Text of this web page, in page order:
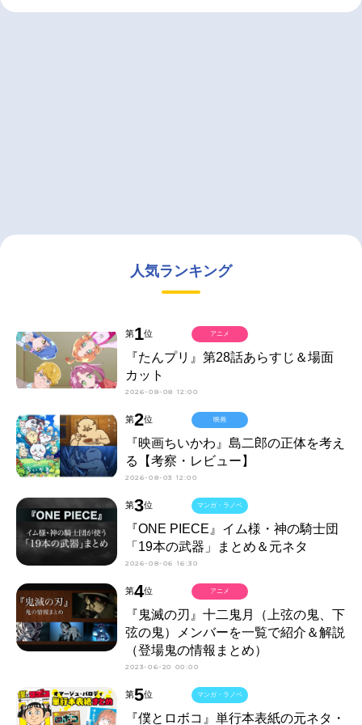
人気ランキング
第1位
『たんプリ』第28話あらすじ＆場面
カット
2026-08-08 12:00
アニメ
第2位
『映画ちいかわ』島二郎の正体を考え
る【考察・レビュー】
2026-08-03 12:00
映画
第3位
『ONE PIECE』イム様・神の騎士団
「19本の武器」まとめ＆元ネタ
2026-08-06 16:30
マンガ・ラノベ
第4位
『鬼滅の刃』十二鬼月（上弦の鬼、下
弦の鬼）メンバーを一覧で紹介＆解説
（登場鬼の情報まとめ）
2023-06-20 00:00
アニメ
第5位
『僕とロボコ』単行本表紙の元ネタ・
マンガ・ラノベ